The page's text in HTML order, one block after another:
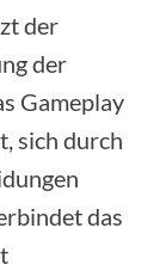
der
der
Gameplay
sich durch
das